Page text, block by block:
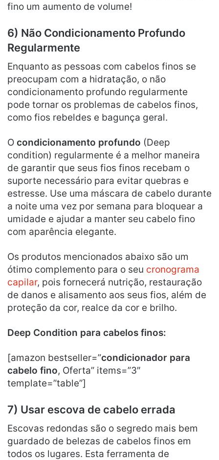
fino um aumento de volume!
6) Não Condicionamento Profundo
Regularmente
Enquanto as pessoas com cabelos finos se
preocupam com a hidratação, o não
condicionamento profundo regularmente
pode tornar os problemas de cabelos finos,
como fios rebeldes e bagunça geral.
O condicionamento profundo (Deep
condition) regularmente é a melhor maneira
de garantir que seus fios finos recebam o
suporte necessário para evitar quebras e
estresse. Use uma máscara de cabelo durante
a noite uma vez por semana para bloquear a
umidade e ajudar a manter seu cabelo fino
com aparência elegante.
Os produtos mencionados abaixo são um
ótimo complemento para o seu cronograma
capilar, pois fornecerá nutrição, restauração
de danos e alisamento aos seus fios, além de
proteção da cor, realce da cor e brilho.
Deep Condition para cabelos finos:
[amazon bestseller=”condicionador para
cabelo fino, Oferta” items=”3″
template=”table”]
7) Usar escova de cabelo errada
Escovas redondas são o segredo mais bem
guardado de belezas de cabelos finos em
todos os lugares. Esta ferramenta de